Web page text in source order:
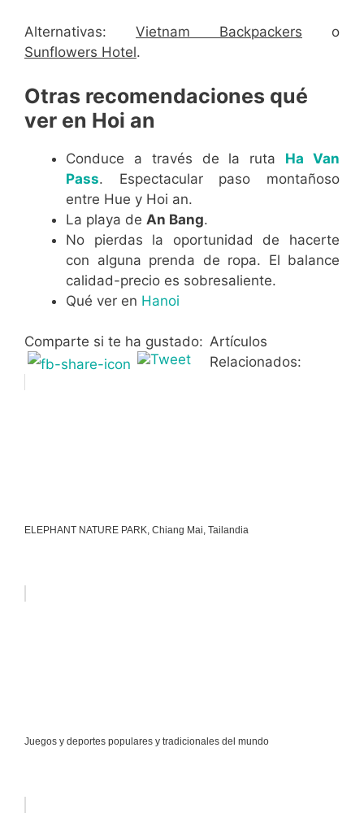
Alternativas: Vietnam Backpackers o
Sunflowers Hotel.
Otras recomendaciones qué
ver en Hoi an
Conduce a través de la ruta Ha Van
Pass. Espectacular paso montañoso
entre Hue y Hoi an.
La playa de An Bang.
No pierdas la oportunidad de hacerte
con alguna prenda de ropa. El balance
calidad-precio es sobresaliente.
Qué ver en Hanoi
Comparte si te ha gustado: Artículos
Relacionados:
ELEPHANT NATURE PARK, Chiang Mai, Tailandia
Juegos y deportes populares y tradicionales del mundo